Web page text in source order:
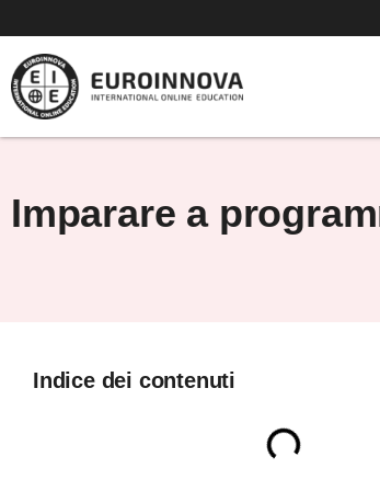
al
contenuto
Imparare a
Indice dei contenuti